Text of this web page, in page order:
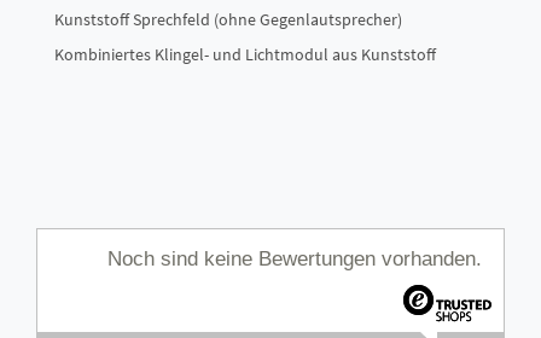
Kunststoff Sprechfeld (ohne Gegenlautsprecher)
Kombiniertes Klingel- und Lichtmodul aus Kunststoff
Noch sind keine Bewertungen vorhanden.